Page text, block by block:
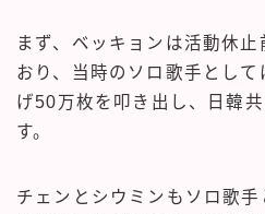
まず、ベッキョンは活動休
おり、当時のソロ歌手とし
げ50万枚を叩き出し、日韓
す。
チェンとシウミンもソロ歌